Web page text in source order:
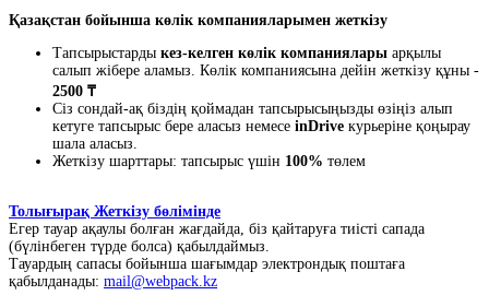
Қазақстан бойынша көлік компанияларымен жеткізу
Тапсырыстарды кез-келген көлік компаниялары арқылы
салып жібере аламыз. Көлік компаниясына дейін жеткізу құны -
2500 ₸
Сіз сондай-ақ біздің қоймадан тапсырысыңызды өзіңіз алып
кетуге тапсырыс бере аласыз немесе inDrive курьеріне қоңырау
шала аласыз.
Жеткізу шарттары: тапсырыс үшін 100% төлем
Толығырақ Жеткізу бөлімінде
Егер тауар ақаулы болған жағдайда, біз қайтаруға тиісті сапада
(бүлінбеген түрде болса) қабылдаймыз.
Тауардың сапасы бойынша шағымдар электрондық поштаға
қабылданады: mail@webpack.kz